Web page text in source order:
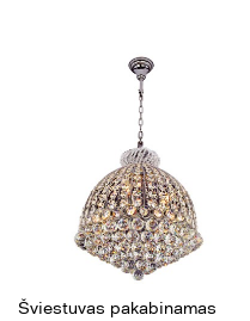
Šviestuvas pakabinamas